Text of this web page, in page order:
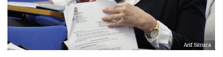
Arif Sitnica